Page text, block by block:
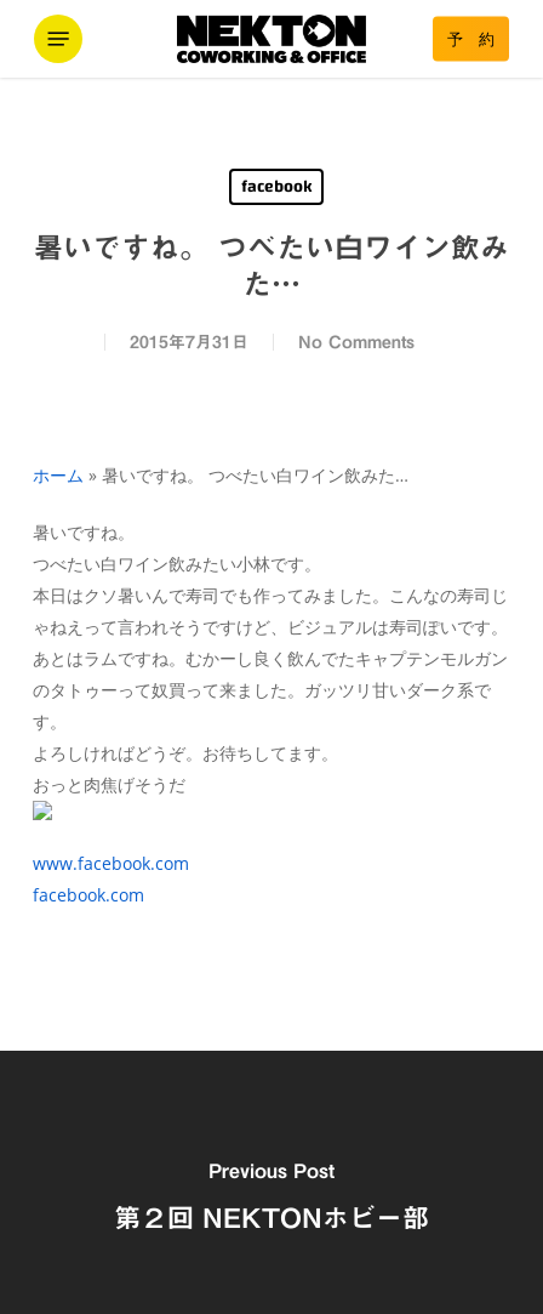
予 約
Menu
facebook
暑いですね。 つべたい白ワイン飲み
た…
2015年7月31日 No Comments
ホーム » 暑いですね。 つべたい白ワイン飲みた…
暑いですね。
つべたい白ワイン飲みたい小林です。
本日はクソ暑いんで寿司でも作ってみました。こんなの寿司じ
ゃねえって言われそうですけど、ビジュアルは寿司ぽいです。
あとはラムですね。むかーし良く飲んでたキャプテンモルガン
のタトゥーって奴買って来ました。ガッツリ甘いダーク系で
す。
よろしければどうぞ。お待ちしてます。
おっと肉焦げそうだ
www.facebook.com
facebook.com
Previous Post
第２回 NEKTONホビー部